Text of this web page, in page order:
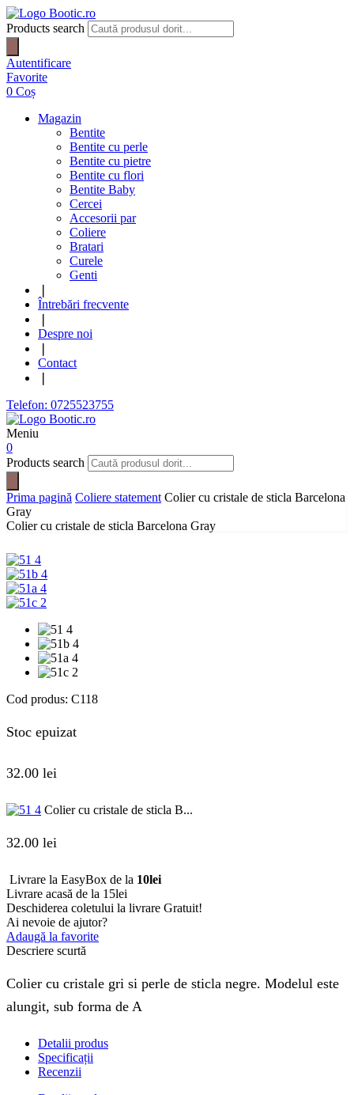
Products search
Autentificare
Favorite
0 Coș
Magazin
Bentite
Bentite cu perle
Bentite cu pietre
Bentite cu flori
Bentite Baby
Cercei
Accesorii par
Coliere
Bratari
Curele
Genti
Întrebări frecvente
Despre noi
Contact
Telefon: 0725523755
Meniu
0
Products search
Prima pagină Coliere statement Colier cu cristale de sticla Barcelona
Gray
Colier cu cristale de sticla Barcelona Gray
Cod produs: C118
Stoc epuizat
32.00 lei
Colier cu cristale de sticla B...
32.00 lei
Livrare la EasyBox de la 10lei
Livrare acasă de la 15lei
Deschiderea coletului la livrare Gratuit!
Ai nevoie de ajutor?
Adaugă la favorite
Descriere scurtă
Colier cu cristale gri si perle de sticla negre. Modelul este
alungit, sub forma de A
Detalii produs
Specificații
Recenzii